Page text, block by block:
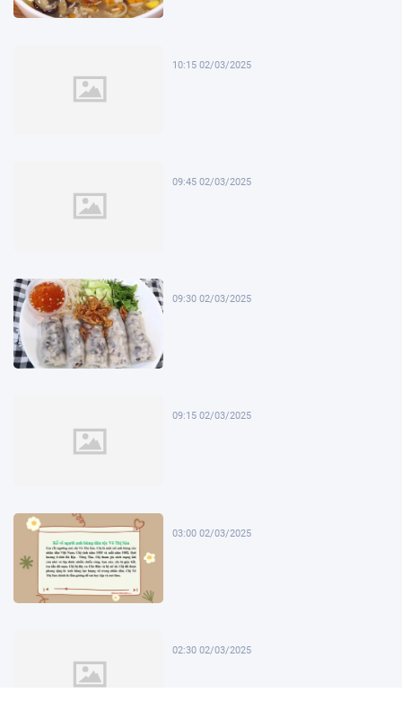
10:15 02/03/2025
09:45 02/03/2025
09:30 02/03/2025
09:15 02/03/2025
03:00 02/03/2025
02:30 02/03/2025